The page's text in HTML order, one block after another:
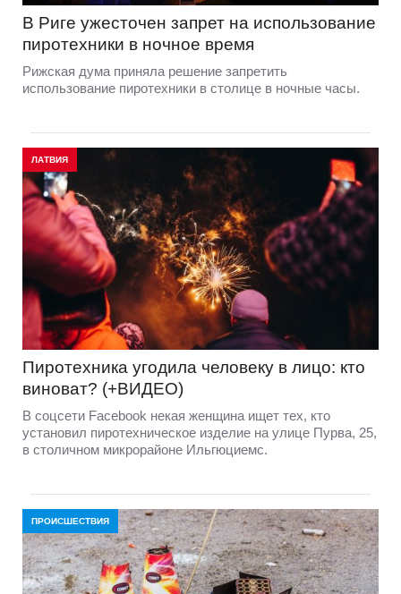
В Риге ужесточен запрет на использование
пиротехники в ночное время
Рижская дума приняла решение запретить
использование пиротехники в столице в ночные часы.
ЛАТВИЯ
Пиротехника угодила человеку в лицо: кто
виноват? (+ВИДЕО)
В соцсети Facebook некая женщина ищет тех, кто
установил пиротехническое изделие на улице Пурва, 25,
в столичном микрорайоне Ильгюциемс.
ПРОИСШЕСТВИЯ